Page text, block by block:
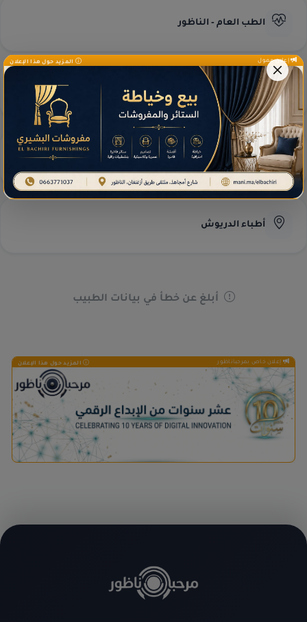
الطب العام - الناظور
طب العيون - الناظور
مختبرات التحاليل
أطباء الدريوش
أبلغ عن خطأ في بيانات الطبيب
إعلان خاص بمرحباناظور المزيد حول هذا الإعلان
إعلان ممول المزيد حول هذا الإعلان